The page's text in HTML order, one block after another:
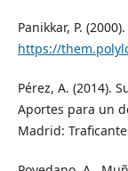
Panikkar, P.
https://
Pérez, A. (2014).
Aportes para un
Madrid: